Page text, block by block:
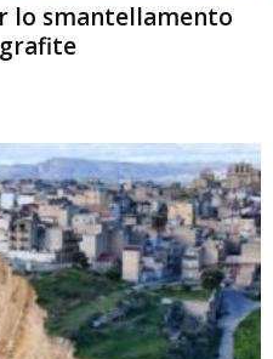
lo smantellamento